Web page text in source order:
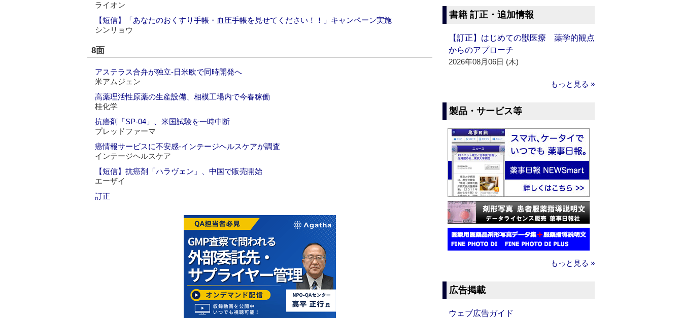
ライオン
【短信】「あなたのおくすり手帳・血圧手帳を見せてください！！」キャンペーン実施
シンリョウ
8面
アステラス合弁が独立‐日米欧で同時開発へ
米アムジェン
高薬理活性原薬の生産設備、相模工場内で今春稼働
桂化学
抗癌剤「SP-04」、米国試験を一時中断
プレッドファーマ
癌情報サービスに不安感‐インテージヘルスケアが調査
インテージヘルスケア
【短信】抗癌剤「ハラヴェン」、中国で販売開始
エーザイ
訂正
書籍 訂正・追加情報
【訂正】はじめての獣医療 薬学的観点
からのアプローチ
2026年08月06日 (木)
もっと見る »
製品・サービス等
もっと見る »
広告掲載
ウェブ広告ガイド